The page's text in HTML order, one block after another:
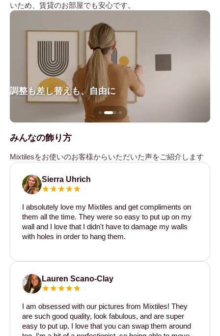
いため、賃貸のお部屋でも安心です。
調整も差し替えも、自由に
みんなの飾り方
Mixtilesをお使いのお客様からいただいた声をご紹介します
Sierra Uhrich
I absolutely love my Mixtiles and get compliments on
them all the time. They were so easy to put up on my
wall and I love that I didn't have to damage my walls
with holes in order to hang them.
Lauren Scano-Clay
I am obsessed with our pictures from Mixtiles! They
are such good quality, look fabulous, and are super
easy to put up. I love that you can swap them around